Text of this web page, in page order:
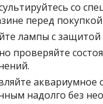
со
перед
лампы с защитой
проверяйте
аквариумное
надолго без